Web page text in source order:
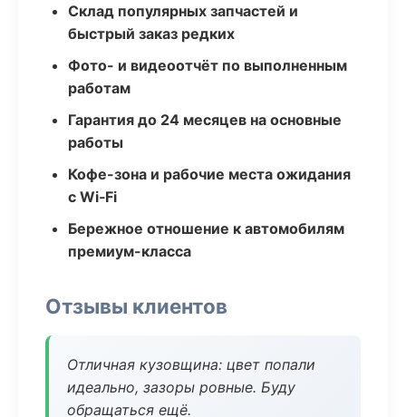
Склад популярных запчастей и
быстрый заказ редких
Фото- и видеоотчёт по выполненным
работам
Гарантия до 24 месяцев на основные
работы
Кофе-зона и рабочие места ожидания
с Wi‑Fi
Бережное отношение к автомобилям
премиум-класса
Отзывы клиентов
Отличная кузовщина: цвет попали
идеально, зазоры ровные. Буду
обращаться ещё.